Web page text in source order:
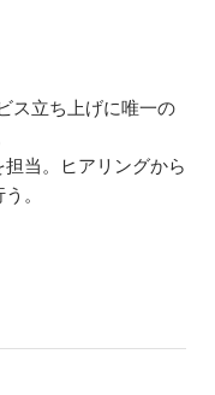
ス立ち上げに唯一の
当。ヒアリングから
。